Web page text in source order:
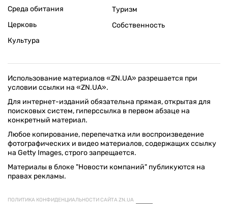
Среда обитания
Церковь
Культура
Туризм
Собственность
Использование материалов «ZN.UA» разрешается при
условии ссылки на «ZN.UA».
Для интернет-изданий обязательна прямая, открытая для
поисковых систем, гиперссылка в первом абзаце на
конкретный материал.
Любое копирование, перепечатка или воспроизведение
фотографических и видео материалов, содержащих ссылку
на Getty Images, строго запрещается.
Материалы в блоке "Новости компаний" публикуются на
правах рекламы.
ПОЛИТИКА КОНФИДЕНЦИАЛЬНОСТИ САЙТА ZN.UA